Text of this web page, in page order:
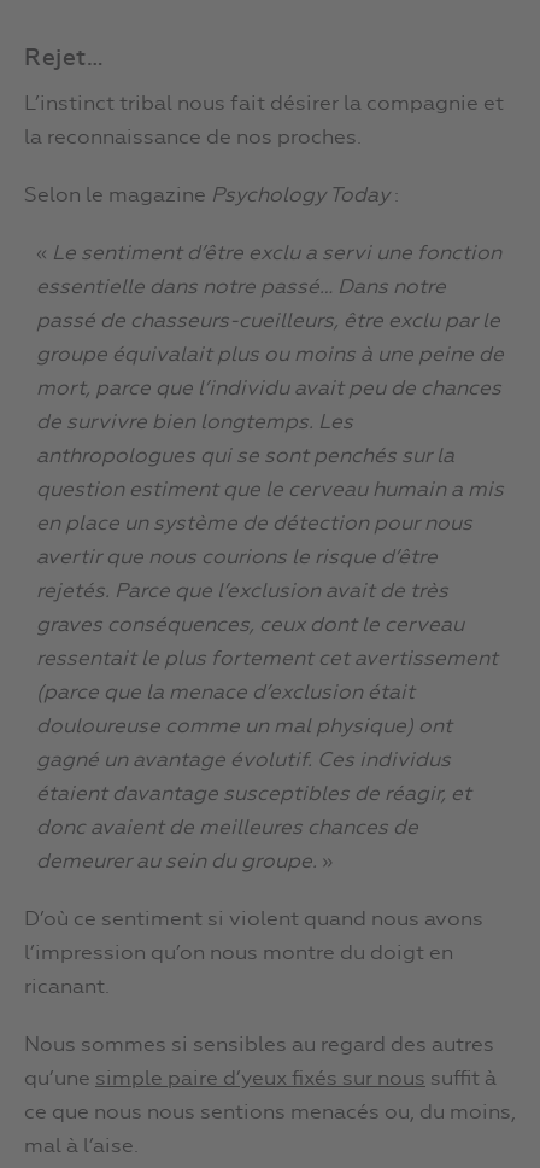
Rejet…
L’instinct tribal nous fait désirer la compagnie et
la reconnaissance de nos proches.
Selon le magazine Psychology Today:
« Le sentiment d’être exclu a servi une fonction
essentielle dans notre passé… Dans notre
passé de chasseurs-cueilleurs, être exclu par le
groupe équivalait plus ou moins à une peine de
mort, parce que l’individu avait peu de chances
de survivre bien longtemps. Les
anthropologues qui se sont penchés sur la
question estiment que le cerveau humain a mis
en place un système de détection pour nous
avertir que nous courions le risque d’être
rejetés. Parce que l’exclusion avait de très
graves conséquences, ceux dont le cerveau
ressentait le plus fortement cet avertissement
(parce que la menace d’exclusion était
douloureuse comme un mal physique) ont
gagné un avantage évolutif. Ces individus
étaient davantage susceptibles de réagir, et
donc avaient de meilleures chances de
demeurer au sein du groupe. »
D’où ce sentiment si violent quand nous avons
l’impression qu’on nous montre du doigt en
ricanant.
Nous sommes si sensibles au regard des autres
qu’une simple paire d’yeux fixés sur nous suffit à
ce que nous nous sentions menacés ou, du moins,
mal à l’aise.